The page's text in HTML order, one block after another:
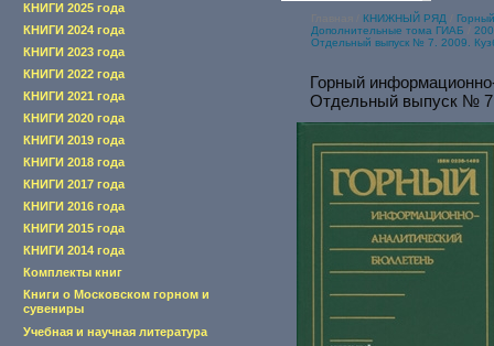
КНИГИ 2025 года
КНИГИ 2024 года
КНИГИ 2023 года
КНИГИ 2022 года
КНИГИ 2021 года
КНИГИ 2020 года
КНИГИ 2019 года
КНИГИ 2018 года
КНИГИ 2017 года
КНИГИ 2016 года
КНИГИ 2015 года
КНИГИ 2014 года
Комплекты книг
Книги о Московском горном и
сувениры
Учебная и научная литература
КНИЖНЫЙ РЯД
Дополнительные тома ГИАБ
Отдельный выпуск № 7. 2009.
Горный
Отдельный выпуск №